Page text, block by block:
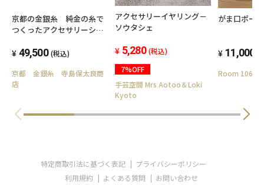
京都の金銀糸 純金の糸で
つくったアクセサリーシリ
ックレス
49,500 (税込)
京都 金銀糸 寺島保太良商
店
アクセサリーイヤリング－
ソウタシェ
5,280 (税込)
7%OFF
手芸空間 Mrs Aotoo＆Loki
Kyoto
がま口ポーチ
11,000
Room 106
特定商取引法に基づく表記
プライバシーポリシー
利用規約
よくある質問 お問い合わせ